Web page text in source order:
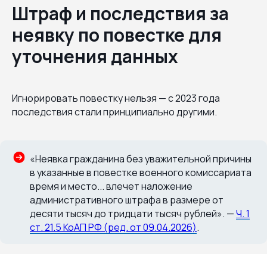
Штраф и последствия за
неявку по повестке для
уточнения данных
Игнорировать повестку нельзя — с 2023 года
последствия стали принципиально другими.
«Неявка гражданина без уважительной причины
в указанные в повестке военного комиссариата
время и место... влечет наложение
административного штрафа в размере от
десяти тысяч до тридцати тысяч рублей». —Ч. 1
ст. 21.5 КоАП РФ (ред. от 09.04.2026).